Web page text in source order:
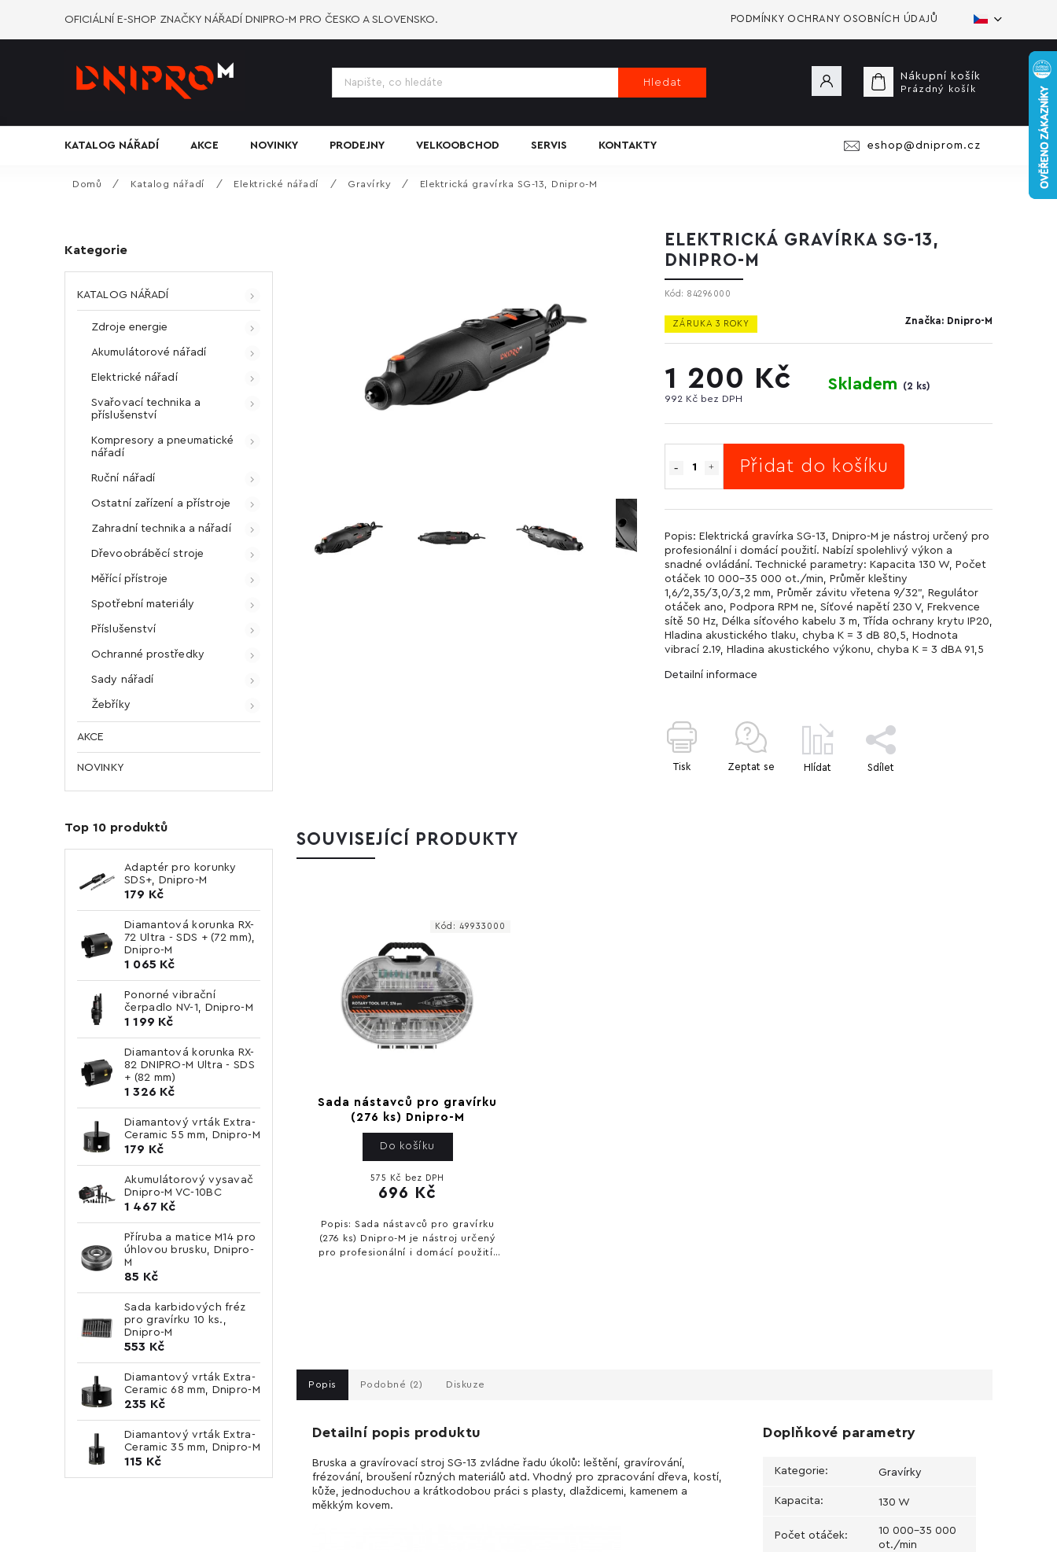
OFICIÁLNÍ E-SHOP ZNAČKY NÁŘADÍ DNIPRO-M PRO ČESKO A SLOVENSKO. PODMÍNKY OCHRANY OSOBNÍCH ÚDAJŮ
Hledat
Nákupní košík
Prázdný košík
KATALOG NÁŘADÍ AKCE NOVINKY PRODEJNY VELKOOBCHOD SERVIS KONTAKTY eshop@dniprom.cz
Domů / Katalog nářadí / Elektrické nářadí / Gravírky / Elektrická gravírka SG-13, Dnipro-M
Kategorie
KATALOG NÁŘADÍ
Zdroje energie
Akumulátorové nářadí
Elektrické nářadí
Svařovací technika a
příslušenství
Kompresory a pneumatické
nářadí
Ruční nářadí
Ostatní zařízení a přístroje
Zahradní technika a nářadí
Dřevoobráběcí stroje
Měřící přístroje
Spotřební materiály
Příslušenství
Ochranné prostředky
Sady nářadí
Žebříky
AKCE
NOVINKY
Top 10 produktů
Adaptér pro korunky
SDS+, Dnipro-M
179 Kč
Diamantová korunka RX-
72 Ultra - SDS + (72 mm),
Dnipro-M
1 065 Kč
Ponorné vibrační
čerpadlo NV-1, Dnipro-M
1 199 Kč
Diamantová korunka RX-
82 DNIPRO-M Ultra - SDS
+ (82 mm)
1 326 Kč
Diamantový vrták Extra-
Ceramic 55 mm, Dnipro-M
179 Kč
Akumulátorový vysavač
Dnipro-M VC-10BC
1 467 Kč
Příruba a matice M14 pro
úhlovou brusku, Dnipro-
M
85 Kč
Sada karbidových fréz
pro gravírku 10 ks.,
Dnipro-M
553 Kč
Diamantový vrták Extra-
Ceramic 68 mm, Dnipro-M
235 Kč
Diamantový vrták Extra-
Ceramic 35 mm, Dnipro-M
115 Kč
ELEKTRICKÁ GRAVÍRKA SG-13,
DNIPRO-M
Kód: 84296000
ZÁRUKA 3 ROKY Značka: Dnipro-M
1 200 Kč
992 Kč bez DPH
Skladem (2 ks)
Přidat do košíku
Popis: Elektrická gravírka SG-13, Dnipro-M je nástroj určený pro
profesionální i domácí použití. Nabízí spolehlivý výkon a
snadné ovládání. Technické parametry: Kapacita 130 W, Počet
otáček 10 000–35 000 ot./min, Průměr kleštiny
1,6/2,35/3,0/3,2 mm, Průměr závitu vřetena 9/32", Regulátor
otáček ano, Podpora RPM ne, Síťové napětí 230 V, Frekvence
sítě 50 Hz, Délka síťového kabelu 3 m, Třída ochrany krytu IP20,
Hladina akustického tlaku, chyba K = 3 dB 80,5, Hodnota
vibrací 2.19, Hladina akustického výkonu, chyba K = 3 dBA 91,5
Detailní informace
Tisk Zeptat se Hlídat Sdílet
Popis Podobné (2) Diskuze
Detailní popis produktu
Bruska a gravírovací stroj SG-13 zvládne řadu úkolů: leštění, gravírování,
frézování, broušení různých materiálů atd. Vhodný pro zpracování dřeva, kostí,
kůže, jednoduchou a krátkodobou práci s plasty, dlaždicemi, kamenem a
měkkým kovem.
Doplňkové parametry
Kategorie: Gravírky
Kapacita: 130 W
Počet otáček:
10 000–35 000
ot./min
SOUVISEJÍCÍ PRODUKTY
Sada nástavců pro gravírku
(276 ks) Dnipro-M
575 Kč bez DPH
696 Kč
Do košíku
Popis: Sada nástavců pro gravírku
(276 ks) Dnipro-M je nástroj určený
pro profesionální i domácí použití.
Kód: 49933000